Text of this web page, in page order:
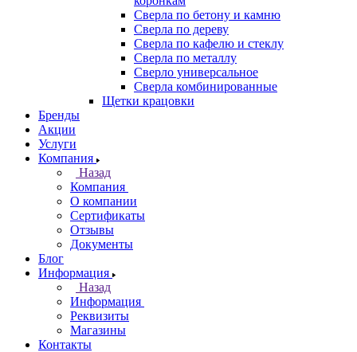
Сверла по бетону и камню
Сверла по дереву
Сверла по кафелю и стеклу
Сверла по металлу
Сверло универсальное
Сверла комбинированные
Щетки крацовки
Бренды
Акции
Услуги
Компания
Назад
Компания
О компании
Сертификаты
Отзывы
Документы
Блог
Информация
Назад
Информация
Реквизиты
Магазины
Контакты